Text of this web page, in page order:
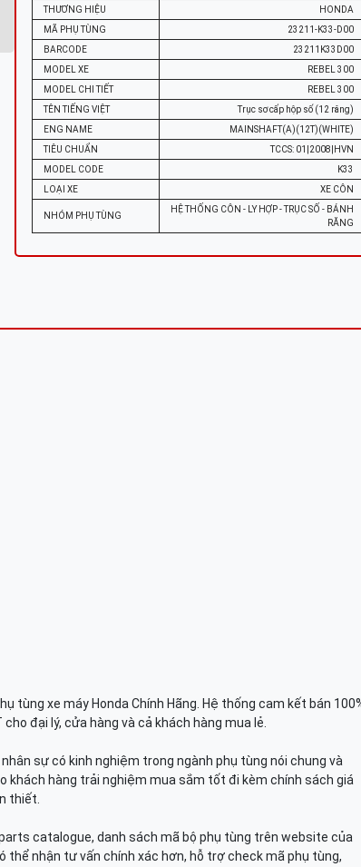
THƯƠNG HIỆU
HONDA
MÃ PHỤ TÙNG
23211-K33-D00
BARCODE
23211K33D00
MODEL XE
REBEL 300
MODEL CHI TIẾT
REBEL 300
TÊN TIẾNG VIỆT
Trục sơ cấp hộp số (12 răng)
ENG NAME
MAINSHAFT(A)(12T)(WHITE)
TIÊU CHUẨN
TCCS: 01|2008|HVN
MODEL CODE
K33
LOẠI XE
XE CÔN
NHÓM PHỤ TÙNG
HỆ THỐNG CÔN - LY HỢP - TRỤC SỐ - BÁNH
RĂNG
tùng xe máy Honda Chính Hãng. Hệ thống cam kết bán
đại lý, cửa hàng và cả khách hàng mua lẻ.
sự có kinh nghiệm trong ngành phụ tùng nói chung và
khách hàng trải nghiệm mua sắm tốt đi kèm chính sách giá
thiết.
catalogue, danh sách mã bộ phụ tùng trên website của
thể nhận tư vấn chính xác hơn, hỗ trợ check mã phụ tùng,